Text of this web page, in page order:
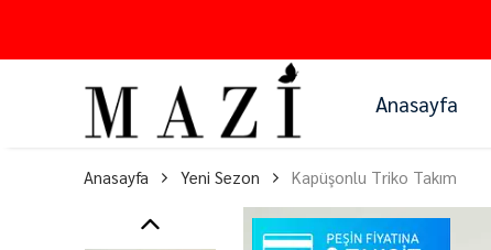
Anasayfa
Anasayfa Yeni Sezon Kapüşonlu Triko Takım